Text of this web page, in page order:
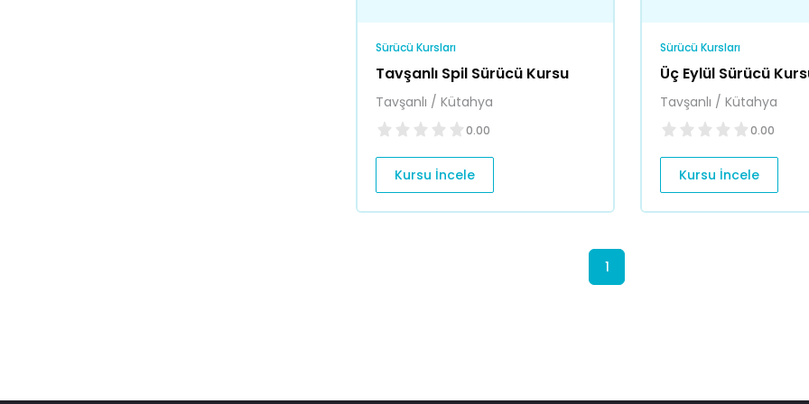
Sürücü Kursları
Tavşanlı Spil Sürücü Kursu
Tavşanlı / Kütahya
0.00
Kursu İncele
Sürücü Kursları
Üç Eylül Sürücü
Tavşanlı / Kütahya
0.00
Kursu İncele
1